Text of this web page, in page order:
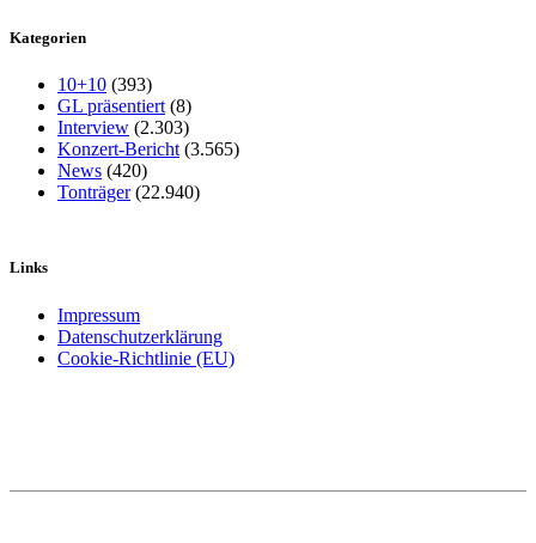
Kategorien
10+10 (393)
GL präsentiert (8)
Interview (2.303)
Konzert-Bericht (3.565)
News (420)
Tonträger(22.940)
Links
Impressum
Datenschutzerklärung
Cookie-Richtlinie (EU)